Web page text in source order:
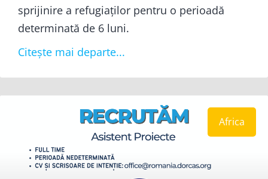
sprijinire a refugiaților pentru o perioadă
determinată de 6 luni.
Citește mai departe...
Africa